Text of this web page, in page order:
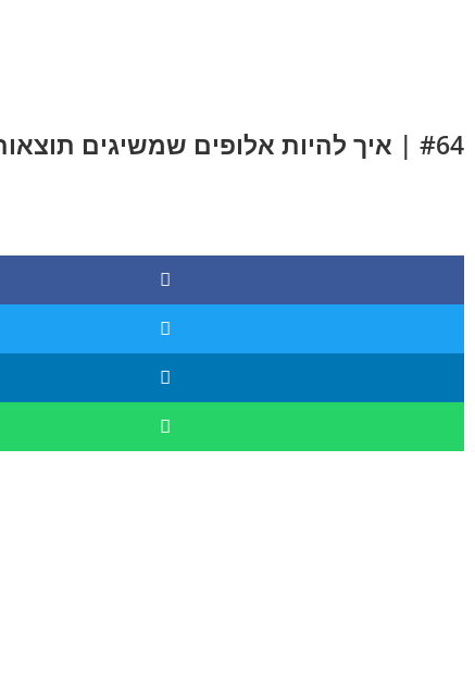
#64 | איך להיות אלופים שמשיגים תוצאות אבל לא מנוהלים על ידם | איתן עזריה | NLP שימושי ביום יום